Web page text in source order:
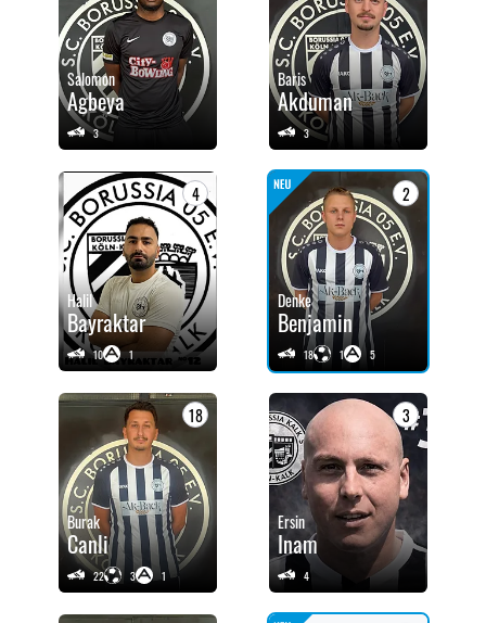
Salomon
Agbeya
3
Baris
Akduman
3
4
Halil
Bayraktar
10 1
2
Denke
Benjamin
18 1 5
18
Burak
Canli
22 3 1
3
Ersin
Inam
4